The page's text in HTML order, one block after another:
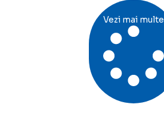
Vezi mai multe